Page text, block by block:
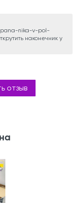
nika-v-pol-
наконечник у
отзыв